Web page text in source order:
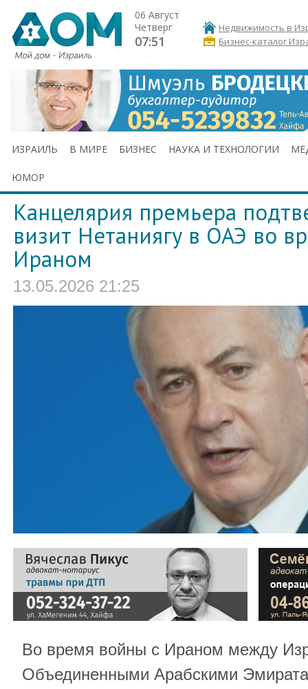
06 Август
Четверг
07:51
Недвижимость в
Бизнес-каталог
ИЗРАИЛЬ В МИРЕ БИЗНЕС НАУКА И ТЕХНОЛОГИИ
ЮМОР
Канцелярия премьера
визит Нетаниягу в ОАЭ во
Ираном
13.05.2026 21:25
Во время войны с Ираном между
Объединенными Арабскими